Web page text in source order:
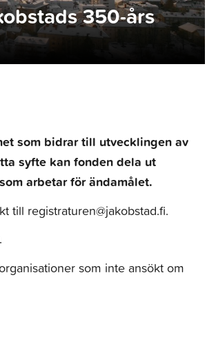
350-års
som bidrar till utvecklingen av
syfte kan fonden dela ut
arbetar för ändamålet.
till registraturen@jakobstad.fi.
som inte ansökt om